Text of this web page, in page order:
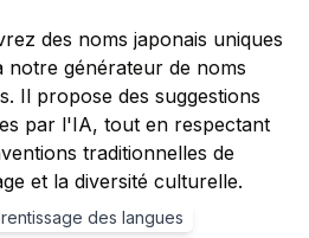
des noms japonais uniques
notre générateur de noms
Il propose des suggestions
par l'IA, tout en respectant
traditionnelles de
et la diversité culturelle.
des langues